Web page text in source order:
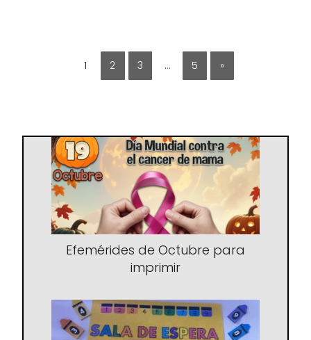
1 2 3 … 5 »
Efemérides de Octubre para
imprimir